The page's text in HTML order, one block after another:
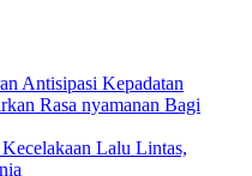
Antisipasi Kepadatan
Rasa nyamanan Bagi
Lalu Lintas,